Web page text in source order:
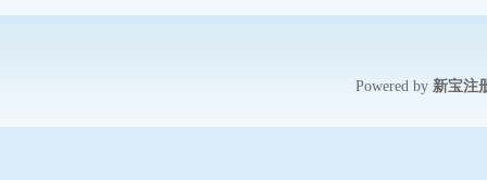
Powered by 新宝注